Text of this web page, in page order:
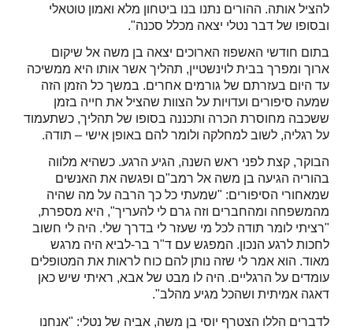
להציל אותה. ההורים נתנו בנו ביטחון מלא ואמון טוטאלי
ובסופו של דבר נטלי יצאה מכלל סכנה".
בתום חודשי האשפוז הארוכים יצאה בן משה אל שיקום
ארוך ומפרך בבית לוינשטיין, תהליך אשר אותו היא ממשיכה
עד היום בעזרתם של גורמים אחרים. במשך כל הזמן הזה
שמעה סיפורים ועדויות על הצוות שהציל את חייה בזמן
ששכבה מחוסרת הכרה ותכננה בסופו של תהליך, כשתעמוד
על רגליה, לשוב למחלקה ולומר להם באופן אישי – תודה.
הבוקר, קצת לפני ראש השנה, הגיע הרגע. כשהיא מלווה
בהוריה הגיעה בן משה אל רמב"ם ופגשה את האנשים
שמאחורי הסיפורים: "שמעתי כל כך הרבה על מה שהיה
מהמשפחה ומהחברים וזה גרם לי להעריך", היא מספרת,
"רציתי לומר תודה לכל מי שעזר לי בדרך שלי. היה לי חשוב
לחכות לרגע הנכון. המפגש עם ד"ר בר-לביא היה מרגש
מאוד. הוא אמר לי שזה נותן להם כוח לראות את המטופלים
עומדים על הרגליים. היה לו מבט של אבא, ראיתי שיש כאן
דאגה אמיתית ושהכל מגיע מהלב".
לדברים הללו הצטרף יוסי בן משה, אביה של נטלי: "אנחנו